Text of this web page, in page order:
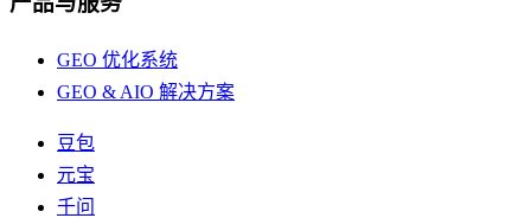
GEO 优化系统
GEO & AIO 解决方案
豆包
元宝
千问